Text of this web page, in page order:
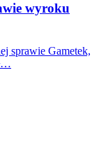
wyroku
sprawie Gametek,